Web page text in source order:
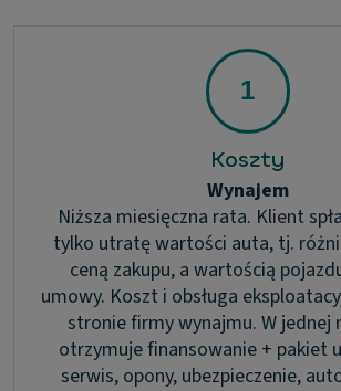
Koszty
Wynajem
Niższa miesięczna rata. Klient
tylko utratę wartości auta, tj.
ceną zakupu, a wartością
umowy. Koszt i obsługa
stronie firmy wynajmu. W jednej
otrzymuje finansowanie + pakiet
serwis, opony, ubezpieczenie,